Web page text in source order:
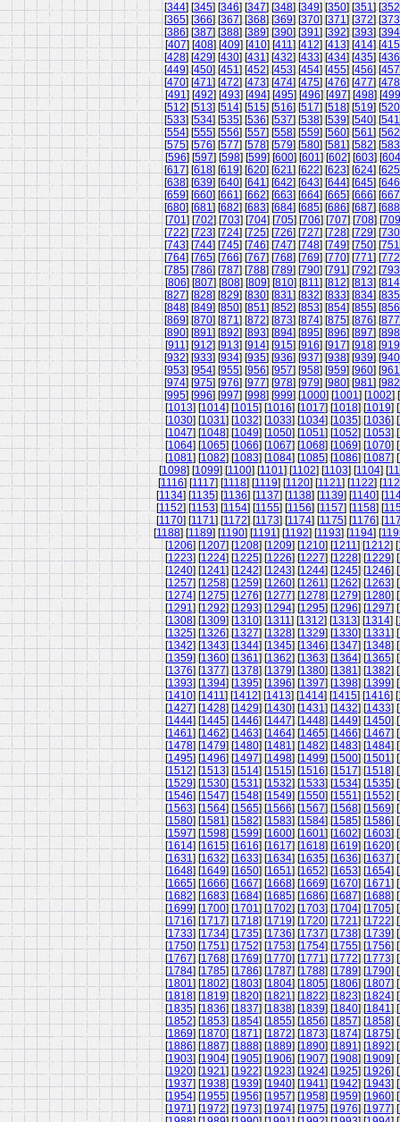
[344] [345] [346] [347] [348] [349] [350] [351] [352
[365] [366] [367] [368] [369] [370] [371] [372] [373
[386] [387] [388] [389] [390] [391] [392] [393] [394
[407] [408] [409] [410] [411] [412] [413] [414] [415
[428] [429] [430] [431] [432] [433] [434] [435] [436
[449] [450] [451] [452] [453] [454] [455] [456] [457
[470] [471] [472] [473] [474] [475] [476] [477] [478
[491] [492] [493] [494] [495] [496] [497] [498] [499
[512] [513] [514] [515] [516] [517] [518] [519] [520
[533] [534] [535] [536] [537] [538] [539] [540] [541
[554] [555] [556] [557] [558] [559] [560] [561] [562
[575] [576] [577] [578] [579] [580] [581] [582] [583
[596] [597] [598] [599] [600] [601] [602] [603] [604
[617] [618] [619] [620] [621] [622] [623] [624] [625
[638] [639] [640] [641] [642] [643] [644] [645] [646
[659] [660] [661] [662] [663] [664] [665] [666] [667
[680] [681] [682] [683] [684] [685] [686] [687] [688
[701] [702] [703] [704] [705] [706] [707] [708] [709
[722] [723] [724] [725] [726] [727] [728] [729] [730
[743] [744] [745] [746] [747] [748] [749] [750] [751
[764] [765] [766] [767] [768] [769] [770] [771] [772
[785] [786] [787] [788] [789] [790] [791] [792] [793
[806] [807] [808] [809] [810] [811] [812] [813] [814
[827] [828] [829] [830] [831] [832] [833] [834] [835
[848] [849] [850] [851] [852] [853] [854] [855] [856
[869] [870] [871] [872] [873] [874] [875] [876] [877
[890] [891] [892] [893] [894] [895] [896] [897] [898
[911] [912] [913] [914] [915] [916] [917] [918] [919
[932] [933] [934] [935] [936] [937] [938] [939] [940
[953] [954] [955] [956] [957] [958] [959] [960] [961
[974] [975] [976] [977] [978] [979] [980] [981] [982
[995] [996] [997] [998] [999] [1000] [1001] [1002] [
[1013] [1014] [1015] [1016] [1017] [1018] [1019] [
[1030] [1031] [1032] [1033] [1034] [1035] [1036] [
[1047] [1048] [1049] [1050] [1051] [1052] [1053] [
[1064] [1065] [1066] [1067] [1068] [1069] [1070] [
[1081] [1082] [1083] [1084] [1085] [1086] [1087] [
[1098] [1099] [1100] [1101] [1102] [1103] [1104] [
[1116] [1117] [1118] [1119] [1120] [1121] [1122] [
[1134] [1135] [1136] [1137] [1138] [1139] [1140] [
[1152] [1153] [1154] [1155] [1156] [1157] [1158] [
[1170] [1171] [1172] [1173] [1174] [1175] [1176] [
[1188] [1189] [1190] [1191] [1192] [1193] [1194] [
[1206] [1207] [1208] [1209] [1210] [1211] [1212] [
[1223] [1224] [1225] [1226] [1227] [1228] [1229] [
[1240] [1241] [1242] [1243] [1244] [1245] [1246] [
[1257] [1258] [1259] [1260] [1261] [1262] [1263] [
[1274] [1275] [1276] [1277] [1278] [1279] [1280] [
[1291] [1292] [1293] [1294] [1295] [1296] [1297] [
[1308] [1309] [1310] [1311] [1312] [1313] [1314] [
[1325] [1326] [1327] [1328] [1329] [1330] [1331] [
[1342] [1343] [1344] [1345] [1346] [1347] [1348] [
[1359] [1360] [1361] [1362] [1363] [1364] [1365] [
[1376] [1377] [1378] [1379] [1380] [1381] [1382] [
[1393] [1394] [1395] [1396] [1397] [1398] [1399] [
[1410] [1411] [1412] [1413] [1414] [1415] [1416] [
[1427] [1428] [1429] [1430] [1431] [1432] [1433] [
[1444] [1445] [1446] [1447] [1448] [1449] [1450] [
[1461] [1462] [1463] [1464] [1465] [1466] [1467] [
[1478] [1479] [1480] [1481] [1482] [1483] [1484] [
[1495] [1496] [1497] [1498] [1499] [1500] [1501] [
[1512] [1513] [1514] [1515] [1516] [1517] [1518] [
[1529] [1530] [1531] [1532] [1533] [1534] [1535] [
[1546] [1547] [1548] [1549] [1550] [1551] [1552] [
[1563] [1564] [1565] [1566] [1567] [1568] [1569] [
[1580] [1581] [1582] [1583] [1584] [1585] [1586] [
[1597] [1598] [1599] [1600] [1601] [1602] [1603] [
[1614] [1615] [1616] [1617] [1618] [1619] [1620] [
[1631] [1632] [1633] [1634] [1635] [1636] [1637] [
[1648] [1649] [1650] [1651] [1652] [1653] [1654] [
[1665] [1666] [1667] [1668] [1669] [1670] [1671] [
[1682] [1683] [1684] [1685] [1686] [1687] [1688] [
[1699] [1700] [1701] [1702] [1703] [1704] [1705] [
[1716] [1717] [1718] [1719] [1720] [1721] [1722] [
[1733] [1734] [1735] [1736] [1737] [1738] [1739] [
[1750] [1751] [1752] [1753] [1754] [1755] [1756] [
[1767] [1768] [1769] [1770] [1771] [1772] [1773] [
[1784] [1785] [1786] [1787] [1788] [1789] [1790] [
[1801] [1802] [1803] [1804] [1805] [1806] [1807] [
[1818] [1819] [1820] [1821] [1822] [1823] [1824] [
[1835] [1836] [1837] [1838] [1839] [1840] [1841] [
[1852] [1853] [1854] [1855] [1856] [1857] [1858] [
[1869] [1870] [1871] [1872] [1873] [1874] [1875] [
[1886] [1887] [1888] [1889] [1890] [1891] [1892] [
[1903] [1904] [1905] [1906] [1907] [1908] [1909] [
[1920] [1921] [1922] [1923] [1924] [1925] [1926] [
[1937] [1938] [1939] [1940] [1941] [1942] [1943] [
[1954] [1955] [1956] [1957] [1958] [1959] [1960] [
[1971] [1972] [1973] [1974] [1975] [1976] [1977] [